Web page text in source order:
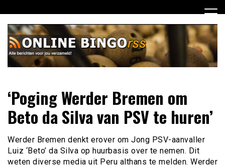
naar
inhoud
Online Bingo RSS
verzameld
‘Poging Werder Bremen om
Beto da Silva van PSV te huren’
Werder Bremen denkt erover om Jong PSV-aanvaller
Luiz ‘Beto’ da Silva op huurbasis over te nemen. Dit
weten diverse media uit Peru althans te melden. Werder